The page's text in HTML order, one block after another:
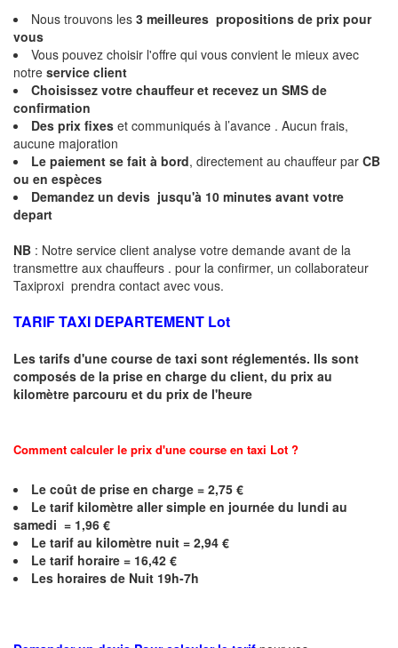
Nous trouvons les 3 meilleures propositions de prix pour
vous
Vous pouvez choisir l'offre qui vous convient le mieux avec
notre service client
Choisissez votre chauffeur et recevez un SMS de
confirmation
Des prix fixes et communiqués à l’avance . Aucun frais,
aucune majoration
Le paiement se fait à bord, directement au chauffeur par CB
ou en espèces
Demandez un devis jusqu'à 10 minutes avant votre
depart
NB : Notre service client analyse votre demande avant de la
transmettre aux chauffeurs . pour la confirmer, un collaborateur
Taxiproxi prendra contact avec vous.
TARIF TAXI DEPARTEMENT Lot
Les tarifs d'une course de taxi sont réglementés. Ils sont
composés de la prise en charge du client, du prix au
kilomètre parcouru et du prix de l'heure
Comment calculer le prix d'une course en taxi Lot ?
Le coût de prise en charge = 2,75 €
Le tarif kilomètre aller simple en journée du lundi au
samedi = 1,96 €
Le tarif au kilomètre nuit = 2,94 €
Le tarif horaire = 16,42 €
Les horaires de Nuit 19h-7h